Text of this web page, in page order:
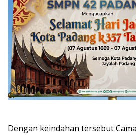
Dengan keindahan tersebut